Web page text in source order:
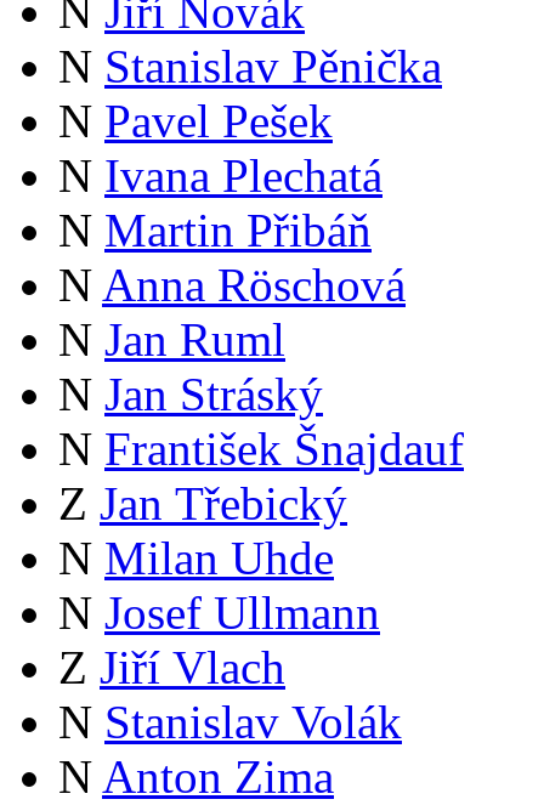
N Jiří Novák
N Stanislav Pěnička
N Pavel Pešek
N Ivana Plechatá
N Martin Přibáň
N Anna Röschová
N Jan Ruml
N Jan Stráský
N František Šnajdauf
Z Jan Třebický
N Milan Uhde
N Josef Ullmann
Z Jiří Vlach
N Stanislav Volák
N Anton Zima